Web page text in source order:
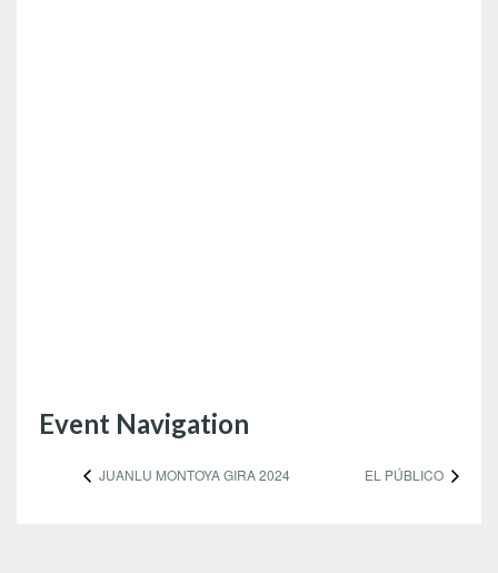
Event Navigation
JUANLU MONTOYA GIRA 2024 EL PÚBLICO